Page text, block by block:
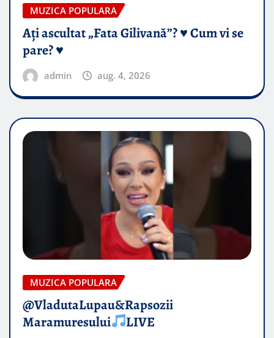
MUZICA POPULARA
Ați ascultat „Fata Gilivană”? ♥️ Cum vi se
pare? ♥️
admin aug. 4, 2026
MUZICA POPULARA
@VladutaLupau&Rapsozii
Maramuresului
LIVE